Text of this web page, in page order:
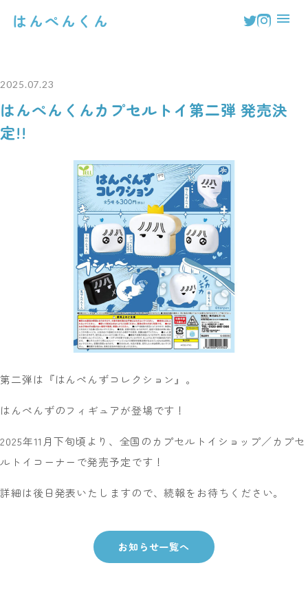
はんぺんくん
2025.07.23
はんぺんくんカプセルトイ第二弾 発売決
定!!
第二弾は『はんぺんずコレクション』。
はんぺんずのフィギュアが登場です！
2025年11月下旬頃より、全国のカプセルトイショップ／カプセ
ルトイコーナーで発売予定です！
詳細は後日発表いたしますので、続報をお待ちください。
お知らせ一覧へ